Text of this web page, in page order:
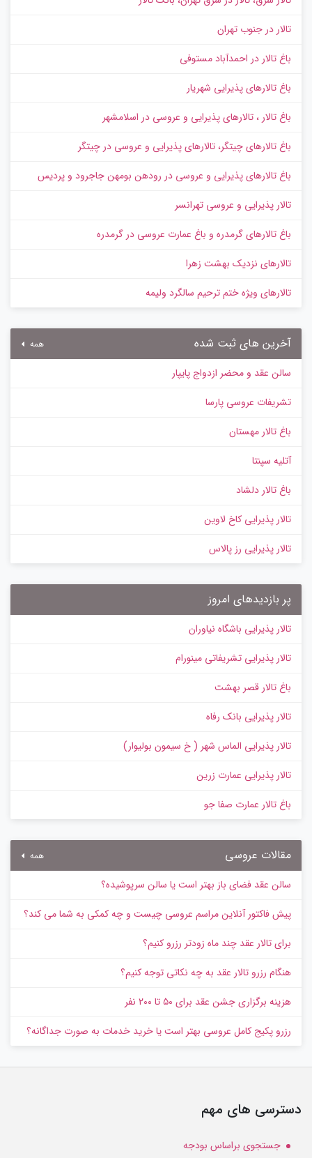
تالار در جنوب تهران
باغ تالار در احمدآباد مستوفی
باغ تالارهای پذیرایی شهریار
باغ تالار ، تالارهای پذیرایی و عروسی در اسلامشهر
باغ تالارهای چیتگر، تالارهای پذیرایی و عروسی در چیتگر
باغ تالارهای پذیرایی و عروسی در رودهن بومهن جاجرود و پردیس
تالار پذیرایی و عروسی تهرانسر
باغ تالارهای گرمدره و باغ عمارت عروسی در گرمدره
تالارهای نزدیک بهشت زهرا
تالارهای ویژه ختم ترحیم سالگرد ولیمه
آخرین های ثبت شده همه
سالن عقد و محضر ازدواج پایپار
تشریفات عروسی پارسا
باغ تالار مهستان
آتلیه سپنتا
باغ تالار دلشاد
تالار پذیرایی کاخ لاوین
تالار پذیرایی رز پالاس
پر بازدیدهای امروز
تالار پذیرایی باشگاه نیاوران
تالار پذیرایی تشریفاتی مینورام
باغ تالار قصر بهشت
تالار پذیرایی بانک رفاه
تالار پذیرایی الماس شهر ( خ سیمون بولیوار)
تالار پذیرایی عمارت زرین
باغ تالار عمارت صفا جو
مقالات عروسی همه
سالن عقد فضای باز بهتر است یا سالن سرپوشیده؟
پیش‌ فاکتور آنلاین مراسم عروسی چیست و چه کمکی به شما می کند؟
برای تالار عقد چند ماه زودتر رزرو کنیم؟
هنگام رزرو تالار عقد به چه نکاتی توجه کنیم؟
هزینه برگزاری جشن عقد برای ۵۰ تا ۲۰۰ نفر
رزرو پکیج کامل عروسی بهتر است یا خرید خدمات به‌ صورت جداگانه؟
دسترسی های مهم
جستجوی براساس بودجه